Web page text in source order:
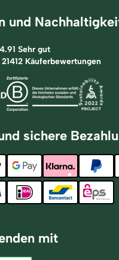
und
4.91 Sehr gut
21412 Käuferbewertungen
sichere
mit